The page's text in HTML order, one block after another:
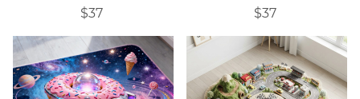
$37 $37